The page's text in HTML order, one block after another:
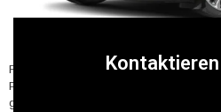
Ford Mustang Im Preis inbegriffen sind
Pflichtversicherung, die
gesamten EU. Mietdauer 1 Tag